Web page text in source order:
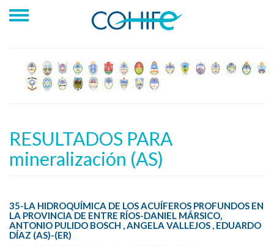
RESULTADOS PARA
mineralización (AS)
35-LA HIDROQUÍMICA DE LOS ACUÍFEROS PROFUNDOS EN
LA PROVINCIA DE ENTRE RÍOS-DANIEL MÁRSICO,
ANTONIO PULIDO BOSCH , ANGELA VALLEJOS , EDUARDO
DÍAZ (AS)-(ER)